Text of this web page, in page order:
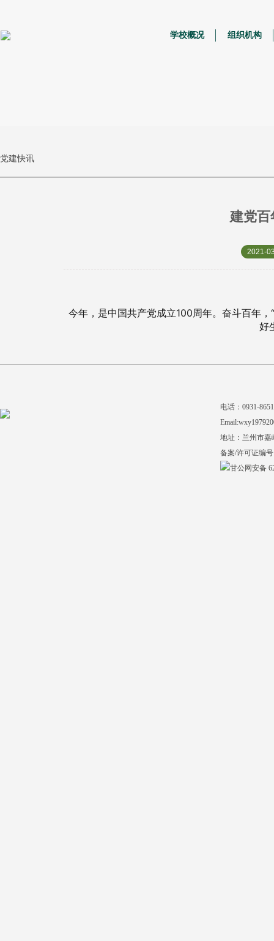
学校概况 组织机构
党建快讯
建党
2021-
今年，是中国共产党成立100周年。奋斗百年
好
电话：0931-
地址：兰州市嘉
备案/许可证编
甘公网安备